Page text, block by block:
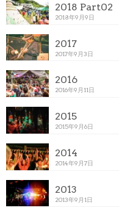
2018 Part02
2018年9月9日
2017
2017年9月3日
2016
2016年9月11日
2015
2015年9月6日
2014
2014年9月7日
2013
2013年9月1日